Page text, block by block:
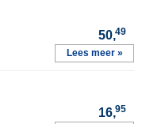
50,49
Lees meer »
16,95